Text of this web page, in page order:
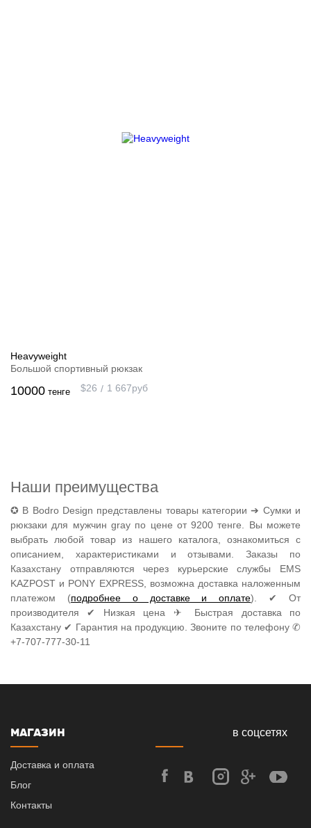
Heavyweight
Большой спортивный рюкзак
10000 тенге $26 1 667руб
Наши преимущества
✪ В Bodro Design представлены товары категории ➔ Сумки и
рюкзаки для мужчин gray по цене от 9200 тенге. Вы можете
выбрать любой товар из нашего каталога, ознакомиться с
описанием, характеристиками и отзывами. Заказы по
Казахстану отправляются через курьерские службы EMS
KAZPOST и PONY EXPRESS, возможна доставка наложенным
платежом (подробнее о доставке и оплате). ✔ От
производителя ✔ Низкая цена ✈ Быстрая доставка по
Казахстану ✔ Гарантия на продукцию. Звоните по телефону ✆
+7-707-777-30-11
в соцсетях
МАГАЗИН
Доставка и оплата
Блог
Контакты